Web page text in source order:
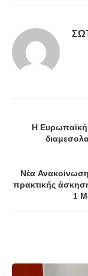
Η
Νέα
πρακτικής
1